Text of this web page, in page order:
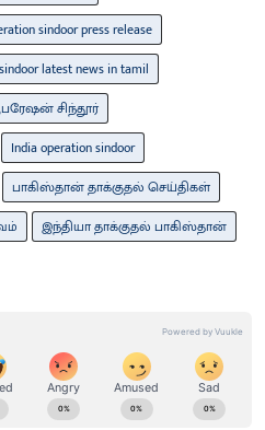
sindoor press release
latest news in tamil
சிந்தூர்
India operation sindoor
பாகிஸ்தான் தாக்குதல் செய்திகள்
இந்தியா தாக்குதல் பாகிஸ்தான்